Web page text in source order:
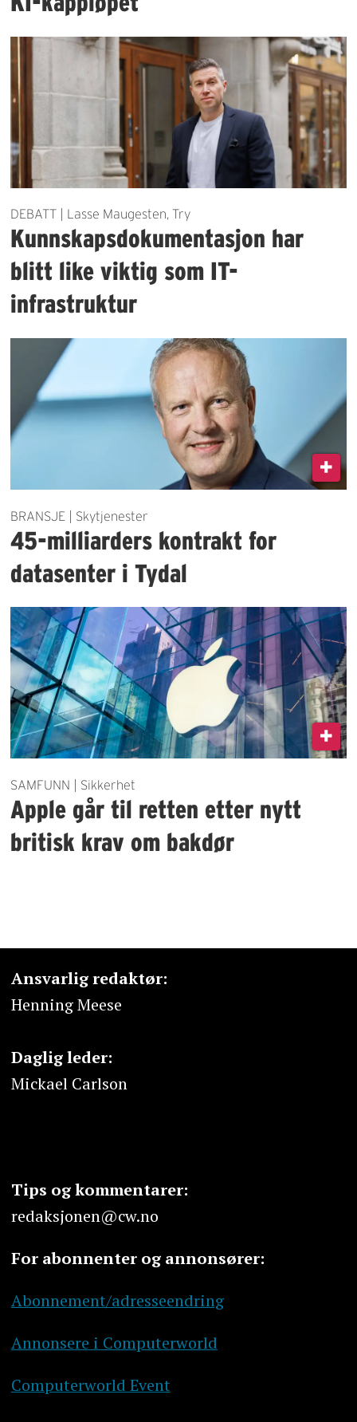
DEBATT | Lasse Maugesten, Try
Kunnskapsdokumentasjon har
blitt like viktig som IT-
infrastruktur
BRANSJE | Skytjenester
45-milliarders kontrakt for
datasenter i Tydal
SAMFUNN | Sikkerhet
Apple går til retten etter nytt
britisk krav om bakdør
Ansvarlig redaktør:
Henning Meese
Daglig leder:
Mickael Carlson
Tips og kommentarer:
redaksjonen@cw.no
For abonnenter og annonsører:
Abonnement/adresseendring
Annonsere i Computerworld
Computerworld Event